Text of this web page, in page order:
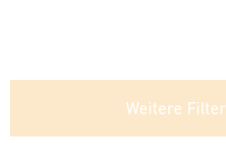
Weitere Filter